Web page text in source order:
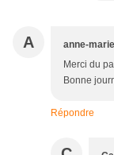
A anne-marie
Merci du
Bonne
Répondre